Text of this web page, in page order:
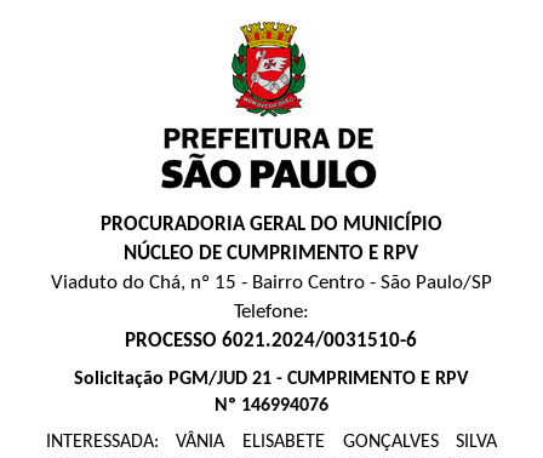
PROCURADORIA GERAL DO MUNICÍPIO
NÚCLEO DE CUMPRIMENTO E RPV
Viaduto do Chá, nº 15 - Bairro Centro - São Paulo/SP
Telefone:
PROCESSO 6021.2024/0031510-6
Solicitação PGM/JUD 21 - CUMPRIMENTO E RPV
Nº 146994076
INTERESSADA:VÂNIA ELISABETE GONÇALVES SILVA